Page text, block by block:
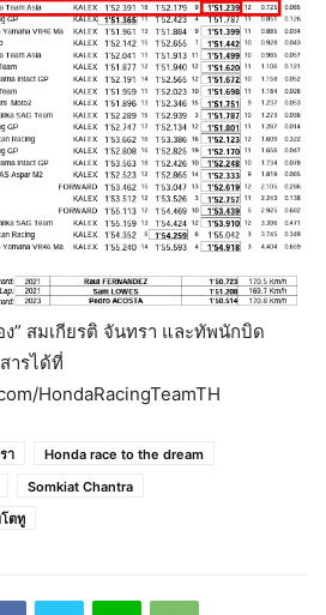
ง” สมเกียรติ จันทรา และทัพนักบิด
ารได้ที่
HondaRacingTeamTH
า
Honda race to the dream
Somkiat Chantra
ตทู